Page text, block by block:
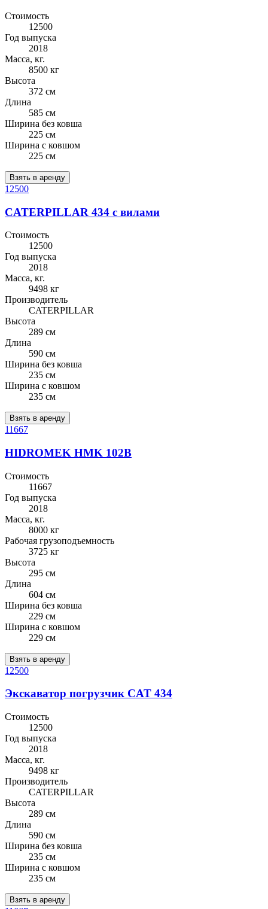
Стоимость
12500
Год выпуска
2018
Масса, кг.
8500 кг
Высота
372 см
Длина
585 см
Ширина без ковша
225 см
Ширина с ковшом
225 см
Взять в аренду
12500
CATERPILLAR 434 с вилами
Стоимость
12500
Год выпуска
2018
Масса, кг.
9498 кг
Производитель
CATERPILLAR
Высота
289 см
Длина
590 см
Ширина без ковша
235 см
Ширина с ковшом
235 см
Взять в аренду
11667
HIDROMEK HMK 102B
Стоимость
11667
Год выпуска
2018
Масса, кг.
8000 кг
Рабочая грузоподъемность
3725 кг
Высота
295 см
Длина
604 см
Ширина без ковша
229 см
Ширина с ковшом
229 см
Взять в аренду
12500
Экскаватор погрузчик CAT 434
Стоимость
12500
Год выпуска
2018
Масса, кг.
9498 кг
Производитель
CATERPILLAR
Высота
289 см
Длина
590 см
Ширина без ковша
235 см
Ширина с ковшом
235 см
Взять в аренду